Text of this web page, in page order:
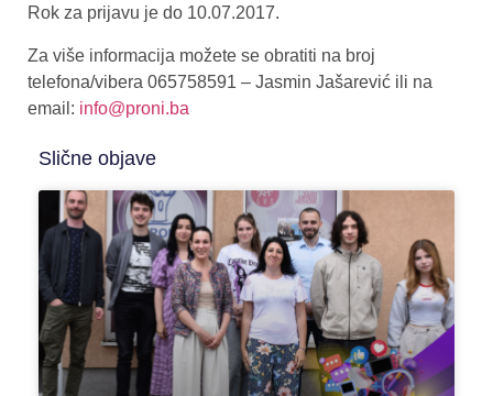
Rok za prijavu je do 10.07.2017.
Za više informacija možete se obratiti na broj
telefona/vibera 065758591 – Jasmin Jašarević ili na
email: info@proni.ba
Slične objave